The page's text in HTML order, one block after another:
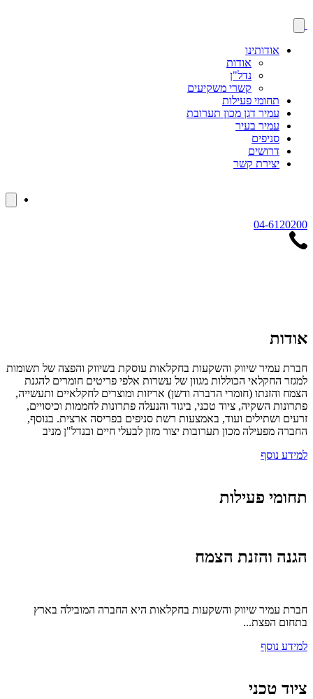
אודותינו
אודות
נדל"ן
קשרי משקיעים
תחומי פעילות
עמיר דגן מכון תערובת
עמיר בעיר
סניפים
דרושים
יצירת קשר
04-6120200
אודות
חברת עמיר שיווק והשקעות בחקלאות עוסקת בשיווק והפצה של תשומות
למגזר החקלאי הכוללות מגוון של עשרות אלפי פריטים חומרים להגנת
הצמח והזנתו (חומרי הדברה ודשן) אריזות ומוצרים לחקלאיים ותעשייה,
פתרונות השקיה, ציוד טכני, ביגוד והנעלה פתרונות לחממות וכיסויים,
זרעים ושתילים ועוד, באמצעות רשת סניפים בפריסה ארצית. בנוסף,
החברה מפעילה מכון תערובות יצור מזון לבעלי חיים ובנדל"ן מניב
למידע נוסף
תחומי פעילות
הגנה והזנת הצמח
חברת עמיר שיווק והשקעות בחקלאות היא החברה המובילה בארץ
בתחום הפצת...
למידע נוסף
ציוד טכני